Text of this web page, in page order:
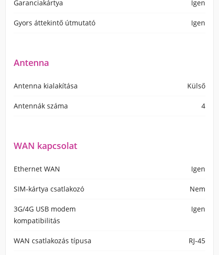
Garanciakártya Igen
Gyors áttekintő útmutató Igen
Antenna
Antenna kialakítása Külső
Antennák száma 4
WAN kapcsolat
Ethernet WAN Igen
SIM-kártya csatlakozó Nem
3G/4G USB modem
kompatibilitás
Igen
WAN csatlakozás típusa RJ-45